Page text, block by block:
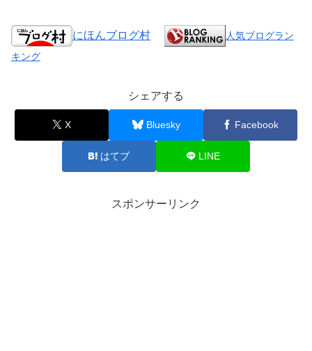
にほんブログ村
人気ブログラン
キング
シェアする
X Bluesky Facebook
はてブ LINE
スポンサーリンク